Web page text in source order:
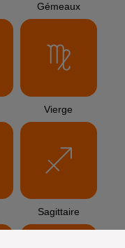
Gémeaux
Vierge
Sagittaire